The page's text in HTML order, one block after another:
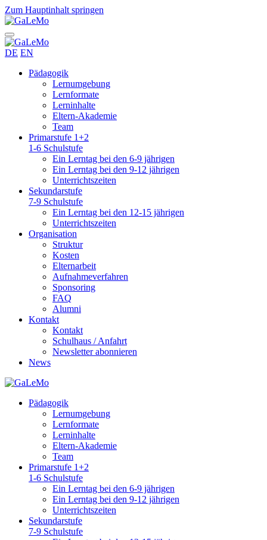
Zum Hauptinhalt springen
DE EN
Pädagogik
Lernumgebung
Lernformate
Lerninhalte
Eltern-Akademie
Team
Primarstufe 1+2
1-6 Schulstufe
Ein Lerntag bei den 6-9 jährigen
Ein Lerntag bei den 9-12 jährigen
Unterrichtszeiten
Sekundarstufe
7-9 Schulstufe
Ein Lerntag bei den 12-15 jährigen
Unterrichtszeiten
Organisation
Struktur
Kosten
Elternarbeit
Aufnahmeverfahren
Sponsoring
FAQ
Alumni
Kontakt
Kontakt
Schulhaus / Anfahrt
Newsletter abonnieren
News
Pädagogik
Lernumgebung
Lernformate
Lerninhalte
Eltern-Akademie
Team
Primarstufe 1+2
1-6 Schulstufe
Ein Lerntag bei den 6-9 jährigen
Ein Lerntag bei den 9-12 jährigen
Unterrichtszeiten
Sekundarstufe
7-9 Schulstufe